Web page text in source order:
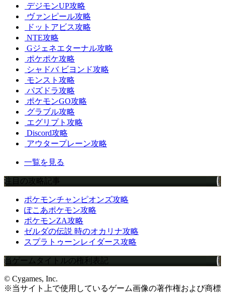
デジモンUP攻略
ヴァンピール攻略
ドットアビス攻略
NTE攻略
Gジェネエターナル攻略
ポケポケ攻略
シャドバ ビヨンド攻略
モンスト攻略
パズドラ攻略
ポケモンGO攻略
グラブル攻略
エグリプト攻略
Discord攻略
アウタープレーン攻略
一覧を見る
注目の攻略記事
ポケモンチャンピオンズ攻略
ぽこあポケモン攻略
ポケモンZA攻略
ゼルダの伝説 時のオカリナ攻略
スプラトゥーンレイダース攻略
当ゲームタイトルの権利表記
© Cygames, Inc.
※当サイト上で使用しているゲーム画像の著作権および商標